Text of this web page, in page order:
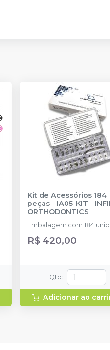
Kit de Acessórios 184
peças - IA05-KIT -
ORTHODONTICS
Embalagem com 184
R$ 420,00
Qtd :
Adicionar ao